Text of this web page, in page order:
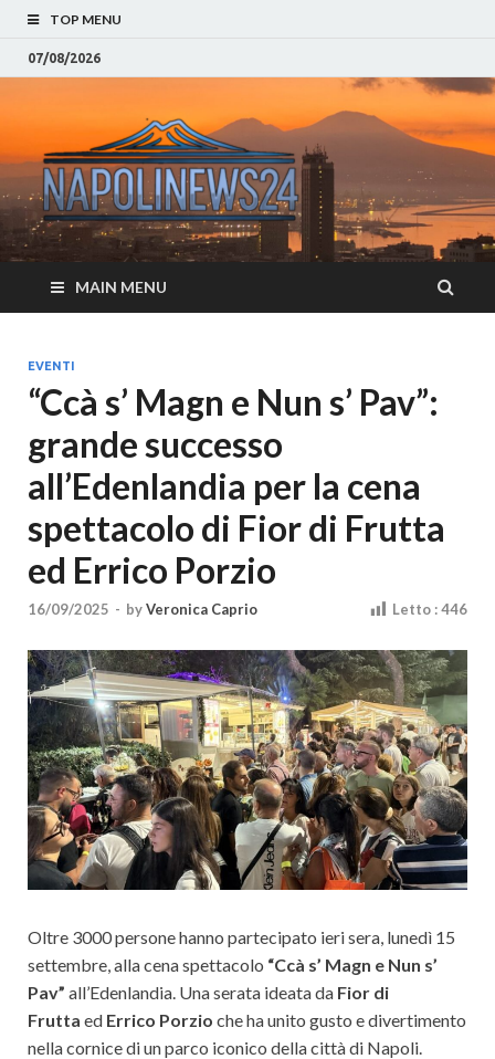
TOP MENU
07/08/2026
–
Napoli
Cultura
Notizie sulla citta di
Napoli e Campania
Eventi, Sport
MAIN MENU
EVENTI
“Ccà s’ Magn e Nun s’ Pav”:
grande successo
all’Edenlandia per la cena
spettacolo di Fior di Frutta
ed Errico Porzio
16/09/2025 - byVeronica Caprio Letto :446
Oltre 3000 persone hanno partecipato ieri sera, lunedì 15
settembre, alla cena spettacolo “Ccà s’ Magn e Nun s’
Pav” all’Edenlandia. Una serata ideata da Fior di
Frutta ed Errico Porzio che ha unito gusto e divertimento
nella cornice di un parco iconico della città di Napoli.